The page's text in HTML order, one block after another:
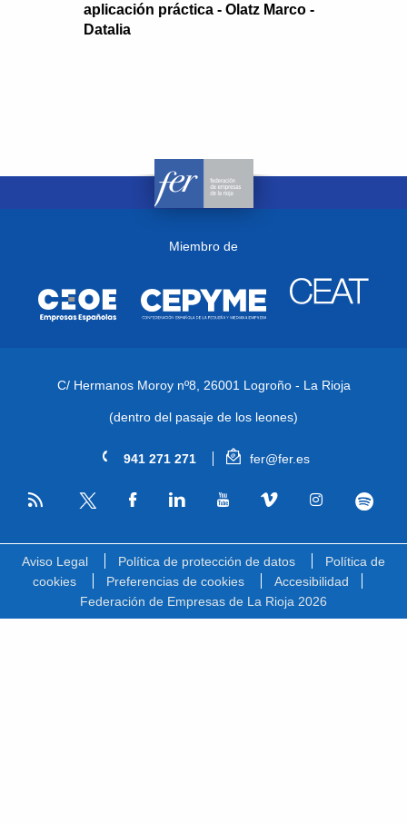
aplicación práctica - Olatz Marco -
Datalia
Miembro de
C/ Hermanos Moroy nº8, 26001 Logroño - La Rioja
(dentro del pasaje de los leones)
941 271 271 fer@fer.es
RSS
Aviso Legal Política de protección de datos
Política de
cookies
Preferencias de cookies
Accesibilidad
Federación de Empresas de La Rioja 2026